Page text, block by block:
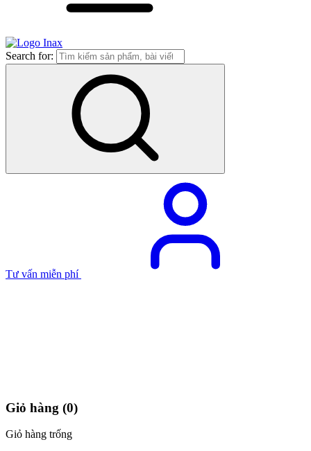
Search for:
Tư vấn miễn phí
Giỏ hàng (0)
Giỏ hàng trống